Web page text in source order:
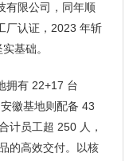
有限公司，同年顺
厂认证，2023 年斩
基础。
拥有 22+17 台
徽基地则配备 43
计员工超 250 人，
的高效交付。以核